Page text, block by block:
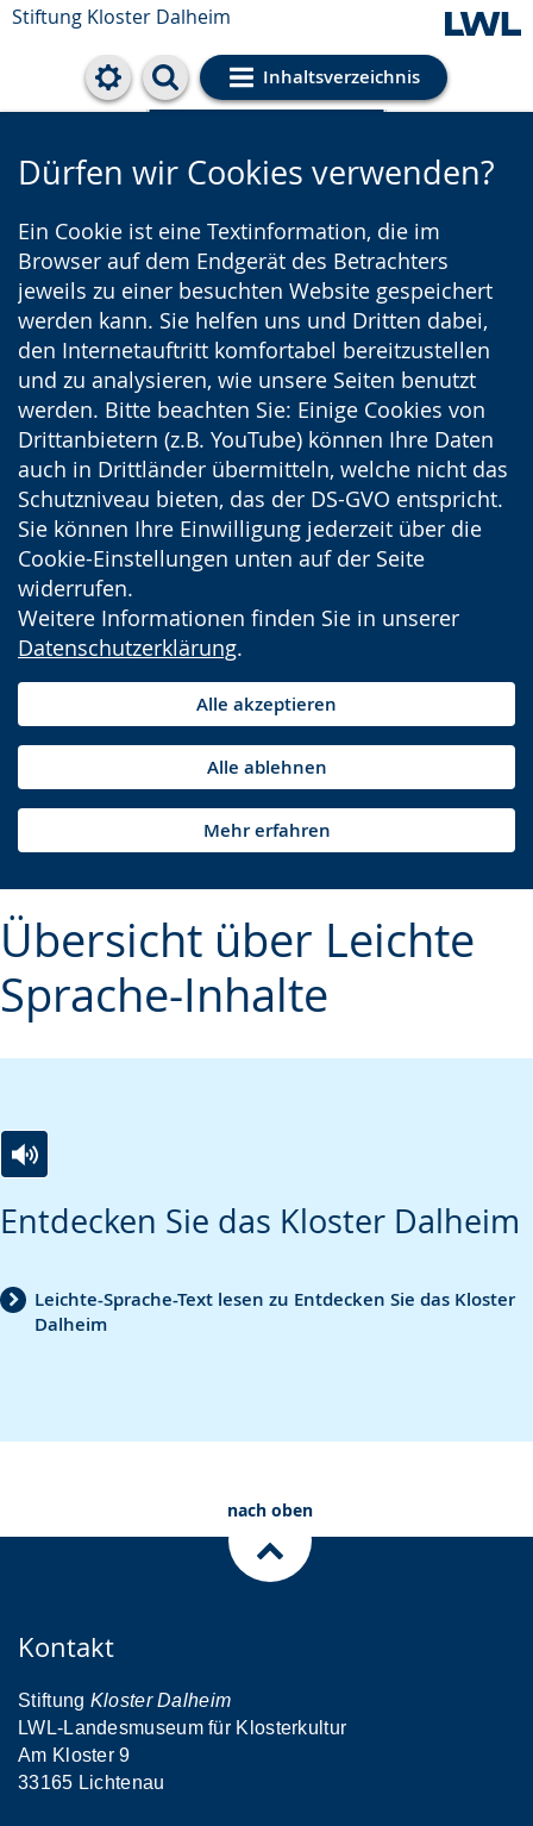
Stiftung Kloster Dalheim
Inhaltsverzeichnis
Cookie-Einstellungen
Dürfen wir Cookies verwenden?
Ein Cookie ist eine Textinformation, die im
Browser auf dem Endgerät des Betrachters
jeweils zu einer besuchten Website gespeichert
werden kann. Sie helfen uns und Dritten dabei,
den Internetauftritt komfortabel bereitzustellen
und zu analysieren, wie unsere Seiten benutzt
werden. Bitte beachten Sie: Einige Cookies von
Drittanbietern (z.B. YouTube) können Ihre Daten
auch in Drittländer übermitteln, welche nicht das
Schutzniveau bieten, das der DS-GVO entspricht.
Sie können Ihre Einwilligung jederzeit über die
Cookie-Einstellungen unten auf der Seite
widerrufen.
Weitere Informationen finden Sie in unserer
Datenschutzerklärung.
Alle akzeptieren
Alle ablehnen
Mehr erfahren
Übersicht über Leichte
Sprache-Inhalte
Entdecken Sie das Kloster Dalheim
Leichte-Sprache-Text lesen zu Entdecken Sie das Kloster
Dalheim
Leichten
wechseln.
Audio-
Video
Deutscher
Gebärdensprache
nach oben
Kontakt
Stiftung Kloster Dalheim
LWL-Landesmuseum für Klosterkultur
Am Kloster 9
33165 Lichtenau